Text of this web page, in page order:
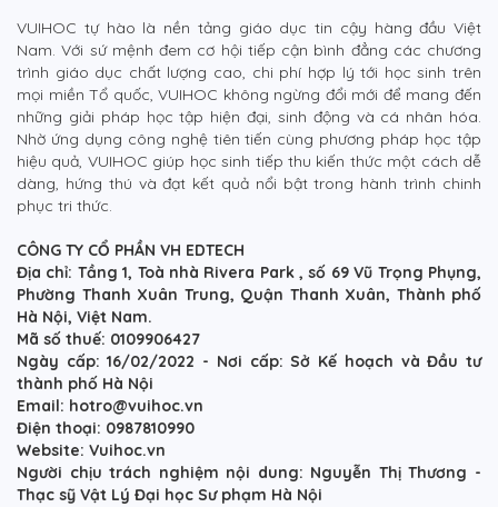
VUIHOC tự hào là nền tảng giáo dục tin cậy hàng đầu Việt
Nam. Với sứ mệnh đem cơ hội tiếp cận bình đẳng các chương
trình giáo dục chất lượng cao, chi phí hợp lý tới học sinh trên
mọi miền Tổ quốc, VUIHOC không ngừng đổi mới để mang đến
những giải pháp học tập hiện đại, sinh động và cá nhân hóa.
Nhờ ứng dụng công nghệ tiên tiến cùng phương pháp học tập
hiệu quả, VUIHOC giúp học sinh tiếp thu kiến thức một cách dễ
dàng, hứng thú và đạt kết quả nổi bật trong hành trình chinh
phục tri thức.
CÔNG TY CỔ PHẦN VH EDTECH
Địa chỉ: Tầng 1, Toà nhà Rivera Park , số 69 Vũ Trọng Phụng,
Phường Thanh Xuân Trung, Quận Thanh Xuân, Thành phố
Hà Nội, Việt Nam.
Mã số thuế: 0109906427
Ngày cấp: 16/02/2022 - Nơi cấp: Sở Kế hoạch và Đầu tư
thành phố Hà Nội
Email: hotro@vuihoc.vn
Điện thoại: 0987810990
Website: Vuihoc.vn
Người chịu trách nghiệm nội dung: Nguyễn Thị Thương -
Thạc sỹ Vật Lý Đại học Sư phạm Hà Nội